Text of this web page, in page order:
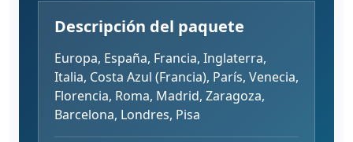
Descripción del paquete
Europa, España, Francia, Inglaterra,
Italia, Costa Azul (Francia), París, Venecia,
Florencia, Roma, Madrid, Zaragoza,
Barcelona, Londres, Pisa